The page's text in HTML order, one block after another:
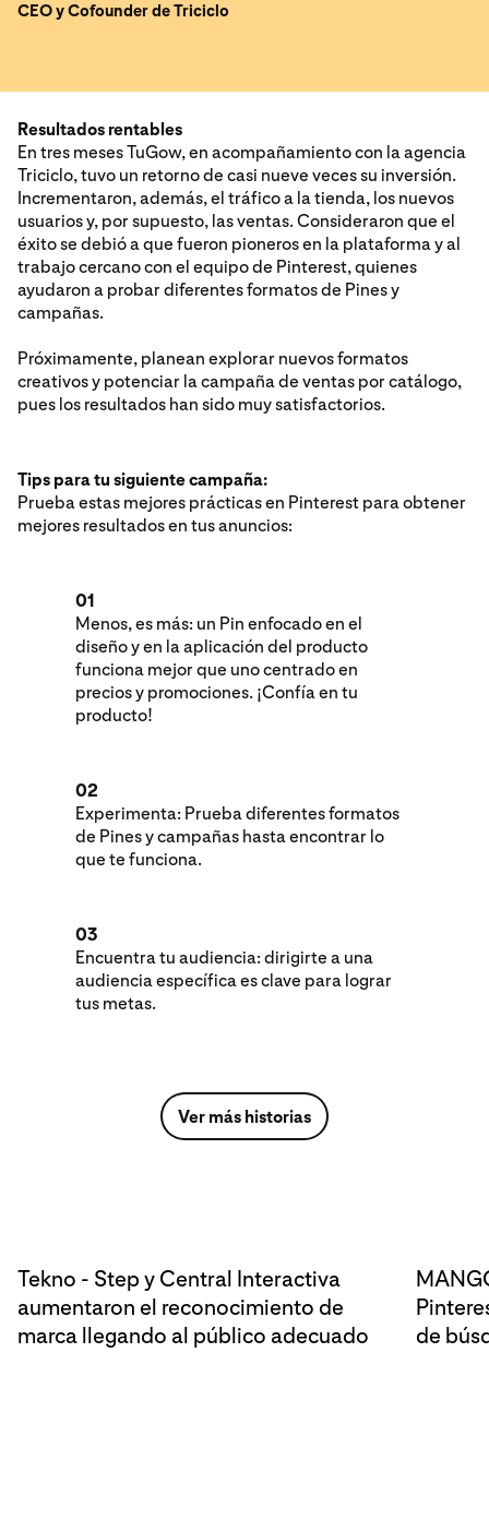
CEO y Cofounder de Triciclo
Resultados rentables
En tres meses TuGow, en acompañamiento con la agencia
Triciclo, tuvo un retorno de casi nueve veces su inversión.
Incrementaron, además, el tráfico a la tienda, los nuevos
usuarios y, por supuesto, las ventas. Consideraron que el
éxito se debió a que fueron pioneros en la plataforma y al
trabajo cercano con el equipo de Pinterest, quienes
ayudaron a probar diferentes formatos de Pines y
campañas.
Próximamente, planean explorar nuevos formatos
creativos y potenciar la campaña de ventas por catálogo,
pues los resultados han sido muy satisfactorios.
Tips para tu siguiente campaña:
Prueba estas mejores prácticas en Pinterest para obtener
mejores resultados en tus anuncios:
01
Menos, es más: un Pin enfocado en el
diseño y en la aplicación del producto
funciona mejor que uno centrado en
precios y promociones. ¡Confía en tu
producto!
02
Experimenta: Prueba diferentes formatos
de Pines y campañas hasta encontrar lo
que te funciona.
03
Encuentra tu audiencia: dirigirte a una
audiencia específica es clave para lograr
tus metas.
Ver más historias
Tekno - Step y Central Interactiva
aumentaron el reconocimiento de
marca llegando al público adecuado
de